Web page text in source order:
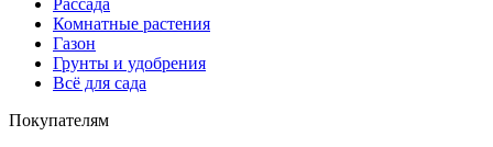
Рассада
Комнатные растения
Газон
Грунты и удобрения
Всё для сада
Покупателям